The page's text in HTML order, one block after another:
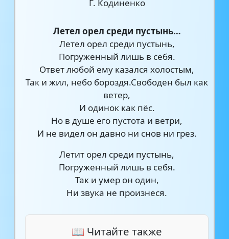
Г. Кодиненко
Летел орел среди пустынь…
Летел орел среди пустынь,
Погруженный лишь в себя.
Ответ любой ему казался холостым,
Так и жил, небо бороздя.Свободен был как
ветер,
И одинок как пёс.
Но в душе его пустота и ветри,
И не видел он давно ни снов ни грез.
Летит орел среди пустынь,
Погруженный лишь в себя.
Так и умер он один,
Ни звука не произнеся.
📖 Читайте также